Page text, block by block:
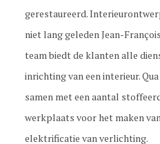
gerestaureerd.
niet lang geleden Jean-
team biedt de klanten alle
inrichting van een interieur.
samen met een aantal
werkplaats voor het maken
elektrificatie van verlichting.